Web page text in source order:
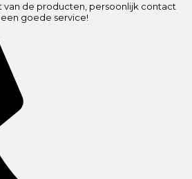
van de producten, persoonlijk contact
goede service!